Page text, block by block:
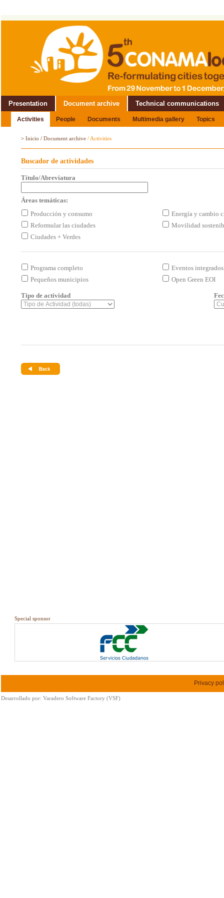
Presentation Document archive Technical communications
Activities People Documents Multimedia gallery Topics
> Inicio / Document archive / Activities
Buscador de actividades
Título/Abreviatura
Áreas temáticas:
Producción y consumo
Energía y cambio
Reformular las ciudades
Movilidad
Ciudades + Verdes
Programa completo
Eventos integrados
Pequeños municipios
Open Green EOI
Tipo de actividad
Special sponsor
Privacy
Desarrollado por: Varadero Software Factory (VSF)